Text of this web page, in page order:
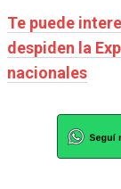
Te puede
despiden la
nacionales